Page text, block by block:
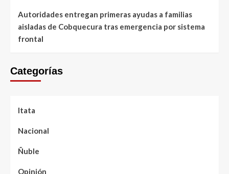
Autoridades entregan primeras ayudas a familias
aisladas de Cobquecura tras emergencia por sistema
frontal
Categorías
Itata
Nacional
Ñuble
Opinión